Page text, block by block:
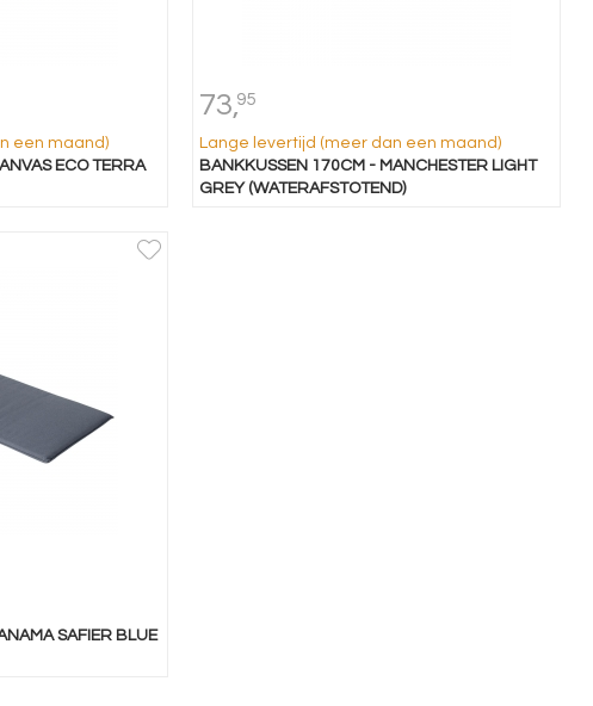
een maand)
ECO TERRA
73,95
Lange levertijd (meer dan een maand)
BANKKUSSEN 170CM - MANCHESTER LIGHT
GREY (WATERAFSTOTEND)
SAFIER BLUE